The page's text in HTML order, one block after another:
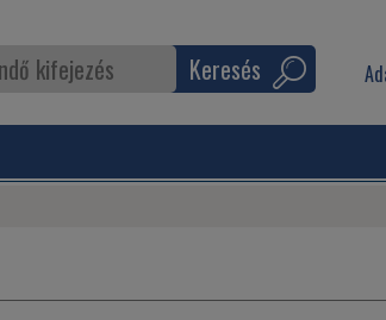
Keresés